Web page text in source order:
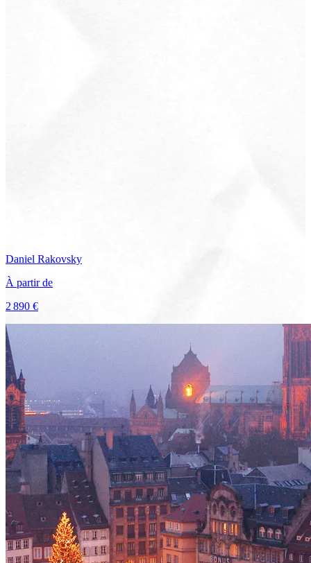
Daniel Rakovsky
À partir de
2 890 €
Voir le voyage